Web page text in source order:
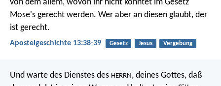
von dem allem, wovon ihr nicht konntet im Gesetz
Mose's gerecht werden. Wer aber an diesen glaubt, der
ist gerecht.
Apostelgeschichte 13:38-39 Gesetz Jesus Vergebung
Und warte des Dienstes des HERRN , deines Gottes, daß